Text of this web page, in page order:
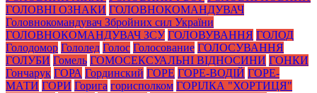
ГОЛОВНІ ОЗНАКИ ГОЛОВНОКОМАНДУВАЧ
Головнокомандувач Збройних сил України
ГОЛОВНОКОМАНДУВАЧ ЗСУ ГОЛОВУВАННЯ ГОЛОД
Голодомор Гололед Голос Голосование ГОЛОСУВАННЯ
ГОЛУБИ Гомель ГОМОСЕКСУАЛЬНІ ВІДНОСИНИ ГОНКИ
Гончарук ГОРА Гординский ГОРЕ ГОРЕ-ВОДІЙ ГОРЕ-
МАТИ ГОРИ Горига горисполком ГОРІЛКА "ХОРТИЦЯ"